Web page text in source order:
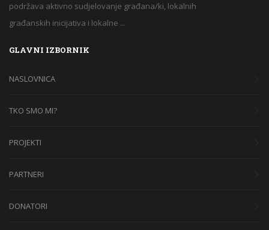
podržava aktivno sudjelovanje građana/ki, lokalnih
građanskih inicijativa i lokalne ...
GLAVNI IZBORNIK
NASLOVNICA
TKO SMO MI?
PROJEKTI
PARTNERI
DONATORI